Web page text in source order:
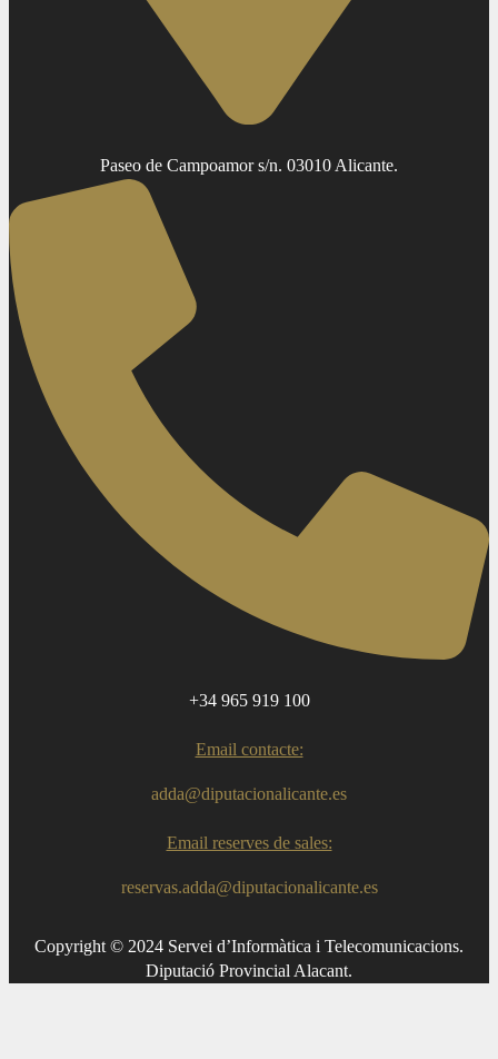
Paseo de Campoamor s/n. 03010 Alicante.
+34 965 919 100
Email contacte:
adda@diputacionalicante.es
Email reserves de sales:
reservas.adda@diputacionalicante.es
Copyright © 2024 Servei d’Informàtica i Telecomunicacions.
Diputació Provincial Alacant.